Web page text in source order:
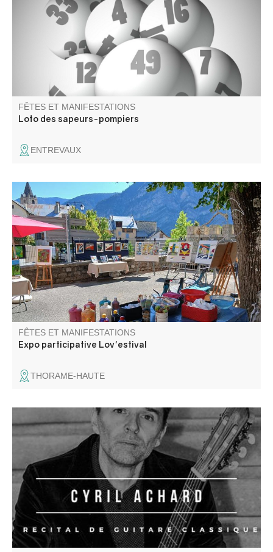
FÊTES ET MANIFESTATIONS
Loto des sapeurs-pompiers
ENTREVAUX
Un espace convivial où plusieurs artistes locaux dévoilent
leurs univers, pour laisser place aux échanges et aux
rencontres autour de l’art.
FÊTES ET MANIFESTATIONS
Expo participative Lov'estival
THORAME-HAUTE
Récital de guitare classique par Cyril Achard. Adaptation
d'œuvres pour luth par J.S BACH. Durée : 55 minutes.